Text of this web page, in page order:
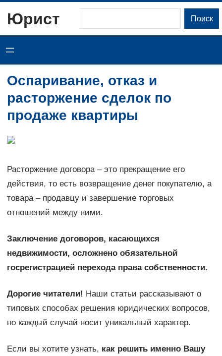
содержимому
Юрист Поиск
Оспаривание, отказ и
расторжение сделок по
продаже квартиры
Расторжение договора – это прекращение его
действия, то есть возвращение денег покупателю, а
товара – продавцу и завершение торговых
отношений между ними.
Заключение договоров, касающихся
недвижимости, осложнено обязательной
госрегистрацией перехода права собственности.
Дорогие читатели! Наши статьи рассказывают о
типовых способах решения юридических вопросов,
но каждый случай носит уникальный характер.
Если вы хотите узнать, как решить именно Вашу